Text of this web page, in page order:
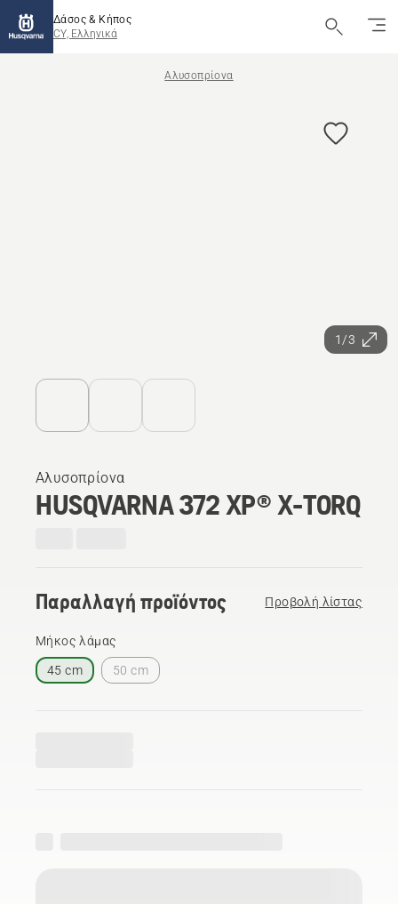
Δάσος & Κήπος
CY, Ελληνικά
Αλυσοπρίονα
1/3
Αλυσοπρίονα
HUSQVARNA 372 XP® X-TORQ
Παραλλαγή προϊόντος Προβολή λίστας
Μήκος λάμας
45 cm 50 cm